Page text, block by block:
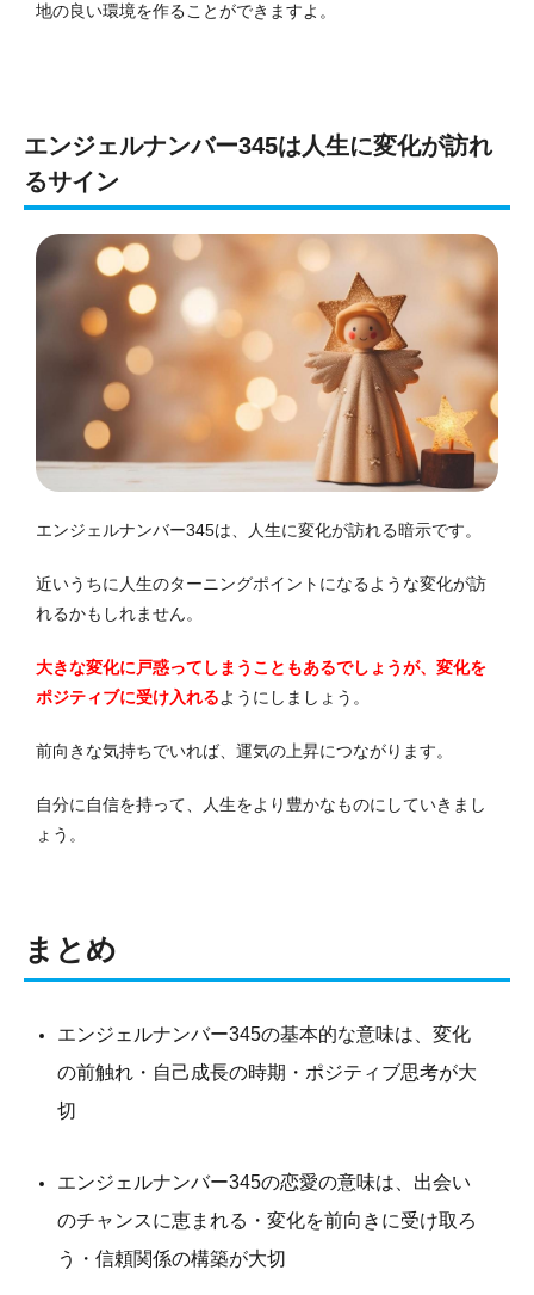
地の良い環境を作ることができますよ。
エンジェルナンバー345は人生に変化が訪れ
るサイン
エンジェルナンバー345は、人生に変化が訪れる暗示です。
近いうちに人生のターニングポイントになるような変化が訪
れるかもしれません。
大きな変化に戸惑ってしまうこともあるでしょうが、変化を
ポジティブに受け入れるようにしましょう。
前向きな気持ちでいれば、運気の上昇につながります。
自分に自信を持って、人生をより豊かなものにしていきまし
ょう。
まとめ
エンジェルナンバー345の基本的な意味は、変化
の前触れ・自己成長の時期・ポジティブ思考が大
切
エンジェルナンバー345の恋愛の意味は、出会い
のチャンスに恵まれる・変化を前向きに受け取ろ
う・信頼関係の構築が大切